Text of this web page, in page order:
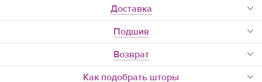
доставка
Подшив
Возврат
Как подобрать шторы